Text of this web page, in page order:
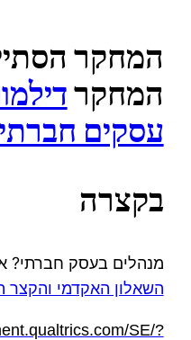
המחקר
המחקר
עסקים
בקצרה
מנהלים בעסק
השאלון האקדמי והקצר
SE/?